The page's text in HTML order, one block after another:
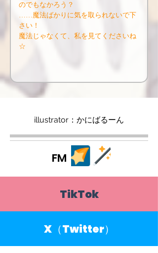
のでもなかろう？
……魔法ばかりに気を取られないで下
さい！
魔法じゃなくて、私を見てくださいね
☆
illustrator：かにばるーん
FM
TikTok
X（Twitter）